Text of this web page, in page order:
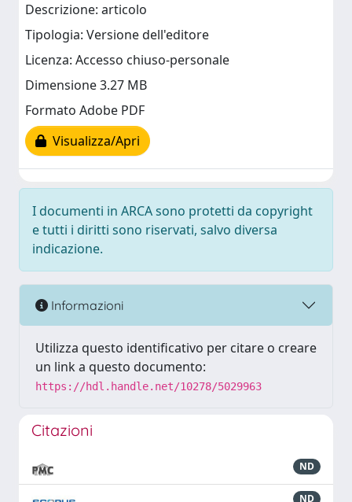
Descrizione: articolo
Tipologia: Versione dell'editore
Licenza: Accesso chiuso-personale
Dimensione 3.27 MB
Formato Adobe PDF
Visualizza/Apri
I documenti in ARCA sono protetti da copyright
e tutti i diritti sono riservati, salvo diversa
indicazione.
Informazioni
Utilizza questo identificativo per citare o creare
un link a questo documento:
https://hdl.handle.net/10278/5029963
Citazioni
ND
ND